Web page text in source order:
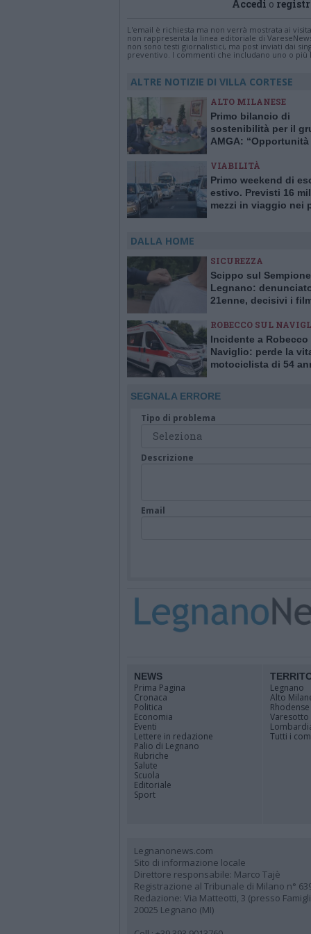
Accedio
L'email è richiesta ma non verrà mostrata ai
non rappresenta la linea editoriale di
non sono testi giornalistici, ma post inviati dai
preventivo. I commenti che includano uno o
ALTRE NOTIZIE DI VILLA CORTESE
ALTO MILANESE
Primo bilancio di
sostenibilità per il
AMGA: “Opportunità
VIABILITÀ
Primo weekend di
estivo. Previsti 16
mezzi in viaggio nei
DALLA HOME
SICUREZZA
Scippo sul
Legnano:
21enne, decisivi i
ROBECCO SUL
Incidente a Robecco
Naviglio: perde la
motociclista di 54
SEGNALA ERRORE
Tipo di problema
Descrizione
Email
NEWS
Prima Pagina
Cronaca
Politica
Economia
Eventi
Lettere in redazione
Palio di Legnano
Rubriche
Salute
Scuola
Editoriale
Sport
Legnano
Alto
Rhodense
Varesotto
Tutti i
Legnanonews.com
Sito di informazione locale
Direttore responsabile: Marco Tajè
Registrazione al Tribunale di Milano n°
Redazione: Via Matteotti, 3 (presso
20025 Legnano (MI)